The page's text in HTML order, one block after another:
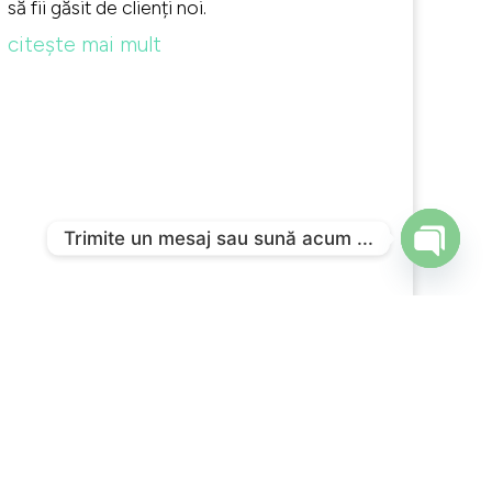
să fii găsit de clienți noi.
citește mai mult
Trimite un mesaj sau sună acum ...